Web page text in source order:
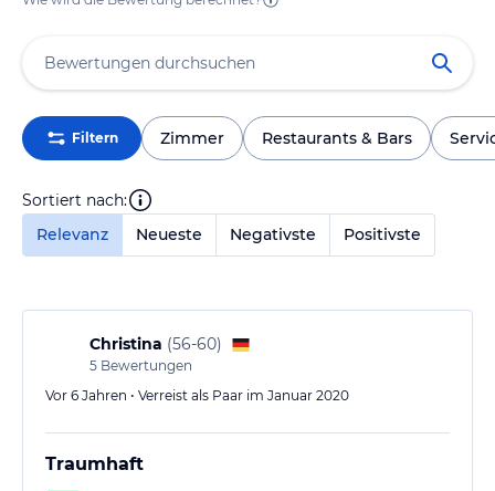
Filtern Zimmer Restaurants & Bars
Sortiert nach:
Relevanz
Neueste Negativste Positivste
Christina (56-60)
5 Bewertungen
Vor 6 Jahren • Verreist als Paar im Januar 2020
Traumhaft